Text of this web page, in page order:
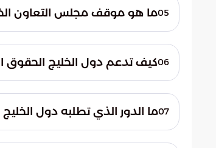
تمس الوضع القانوني أو05ما هو موقف مجلس التعاون
بشكل قاطع أي محاولات تهدف إلى
أساسية للاستقرار.
06كيف تدعم دول الخليج الحقوق
يونيو عام 1967، مع
العربية للسلام.
07ما الدور الذي تطلبه دول